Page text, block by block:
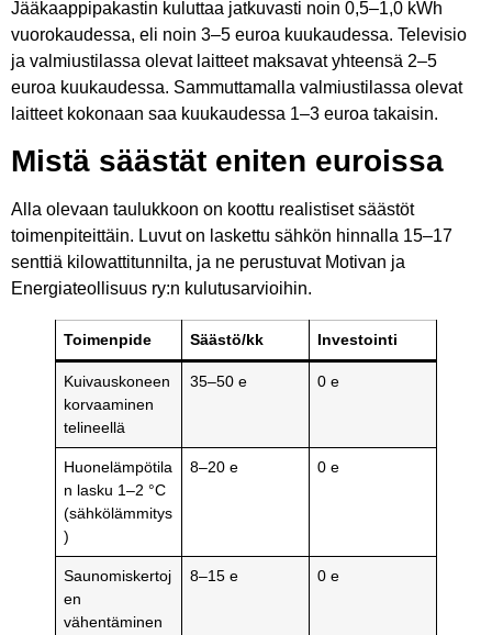
Jääkaappipakastin kuluttaa jatkuvasti noin 0,5–1,0 kWh
vuorokaudessa, eli noin 3–5 euroa kuukaudessa. Televisio
ja valmiustilassa olevat laitteet maksavat yhteensä 2–5
euroa kuukaudessa. Sammuttamalla valmiustilassa olevat
laitteet kokonaan saa kuukaudessa 1–3 euroa takaisin.
Mistä säästät eniten euroissa
Alla olevaan taulukkoon on koottu realistiset säästöt
toimenpiteittäin. Luvut on laskettu sähkön hinnalla 15–17
senttiä kilowattitunnilta, ja ne perustuvat Motivan ja
Energiateollisuus ry:n kulutusarvioihin.
Toimenpide Säästö/kk Investointi
Kuivauskoneen
korvaaminen
telineellä
35–50 e 0 e
Huonelämpötila
n lasku 1–2 °C
(sähkölämmitys
)
8–20 e 0 e
Saunomiskertoj
en
vähentäminen
8–15 e 0 e